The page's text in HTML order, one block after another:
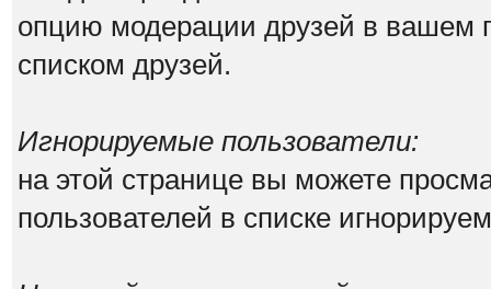
опцию модерации друзей в вашем
списком друзей.
Игнорируемые пользователи:
на этой странице вы можете
пользователей в списке